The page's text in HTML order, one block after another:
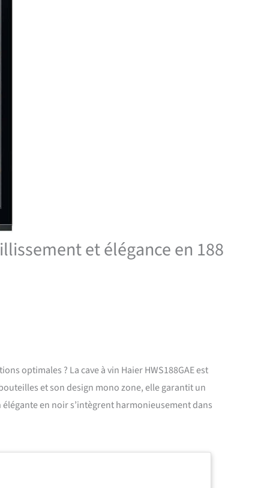
et élégance en 188
optimales ? La cave à vin Haier HWS188GAE est
et son design mono zone, elle garantit un
en noir s’intègrent harmonieusement dans